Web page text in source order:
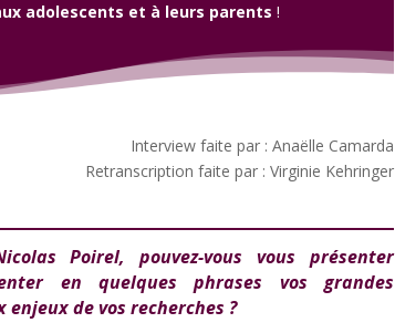
adolescents et à leurs parents !
Interview faite par : Anaëlle Camarda
Retranscription faite par : Virginie Kehringer
Poirel, pouvez-vous vous présenter
en quelques phrases vos grandes
de vos recherches ?